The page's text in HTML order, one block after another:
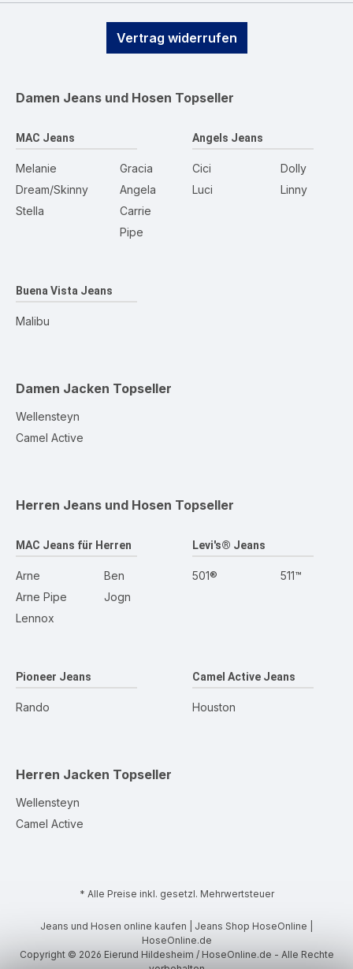
Vertrag widerrufen
Damen Jeans und Hosen Topseller
MAC Jeans
Melanie
Dream/Skinny
Stella
Gracia
Angela
Carrie
Pipe
Angels Jeans
Cici
Luci
Dolly
Linny
Buena Vista Jeans
Malibu
Damen Jacken Topseller
Wellensteyn
Camel Active
Herren Jeans und Hosen Topseller
MAC Jeans für Herren
Arne
Arne Pipe
Lennox
Ben
Jogn
Levi's® Jeans
501® 511™
Pioneer Jeans
Rando
Camel Active Jeans
Houston
Herren Jacken Topseller
Wellensteyn
Camel Active
* Alle Preise inkl. gesetzl. Mehrwertsteuer
Jeans und Hosen online kaufen | Jeans Shop HoseOnline |
HoseOnline.de
Copyright © 2026 Eierund Hildesheim / HoseOnline.de - Alle Rechte